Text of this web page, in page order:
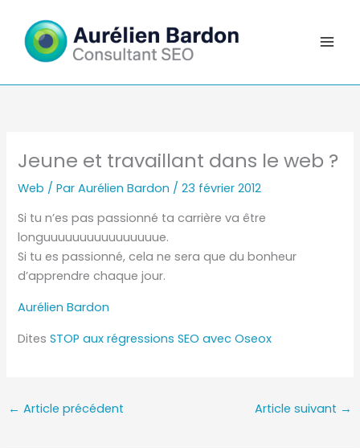
contenu
Jeune et travaillant dans le web ?
Web / ParAurélien Bardon /23 février 2012
Si tu n’es pas passionné ta carrière va être
longuuuuuuuuuuuuuuuue.
Si tu es passionné, cela ne sera que du bonheur
d’apprendre chaque jour.
Aurélien Bardon
DitesSTOP aux régressions SEO avec Oseox
← Article précédent Article suivant →